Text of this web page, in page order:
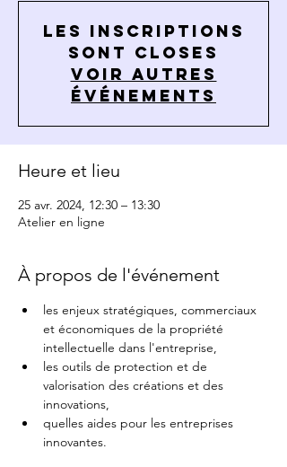
Les inscriptions
sont closes
Voir autres
événements
Heure et lieu
25 avr. 2024, 12:30 – 13:30
Atelier en ligne
À propos de l'événement
les enjeux stratégiques, commerciaux
et économiques de la propriété
intellectuelle dans l'entreprise,
les outils de protection et de
valorisation des créations et des
innovations,
quelles aides pour les entreprises
innovantes.